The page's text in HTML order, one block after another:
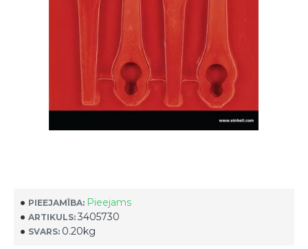
PIEEJAMĪBA: Pieejams
ARTIKULS: 3405730
SVARS: 0.20kg